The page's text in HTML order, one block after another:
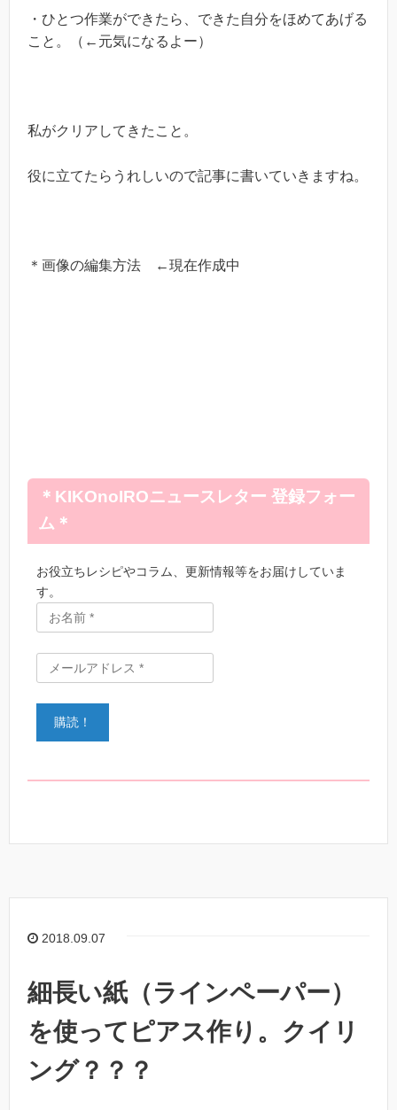
・ひとつ作業ができたら、できた自分をほめてあげる
こと。（←元気になるよー）
私がクリアしてきたこと。
役に立てたらうれしいので記事に書いていきますね。
＊画像の編集方法 ←現在作成中
＊KIKOnoIROニュースレター 登録フォー
ム＊
お役立ちレシピやコラム、更新情報等をお届けしていま
す。
2018.09.07
細長い紙（ラインペーパー）
を使ってピアス作り。クイリ
ング？？？